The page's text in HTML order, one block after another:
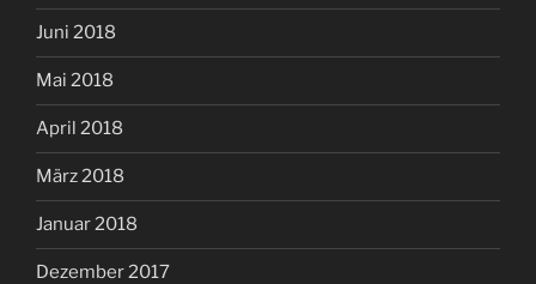
Juni 2018
Mai 2018
April 2018
März 2018
Januar 2018
Dezember 2017